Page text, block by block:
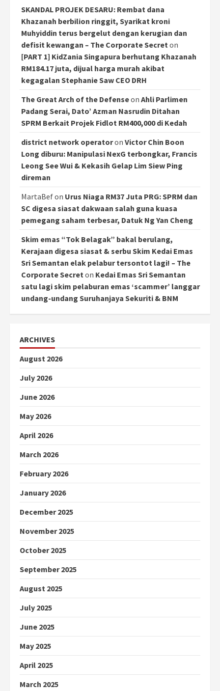
SKANDAL PROJEK DESARU: Rembat dana
Khazanah berbilion ringgit, Syarikat kroni
Muhyiddin terus bergelut dengan kerugian dan
defisit kewangan – The Corporate Secreton
[PART 1] KidZania Singapura berhutang Khazanah
RM184.17 juta, dijual harga murah akibat
kegagalan Stephanie Saw CEO DRH
The Great Arch of the Defenseon Ahli Parlimen
Padang Serai, Dato’ Azman Nasrudin Ditahan
SPRM Berkait Projek Fidlot RM400,000 di Kedah
district network operatoron Victor Chin Boon
Long diburu: Manipulasi NexG terbongkar, Francis
Leong See Wui & Kekasih Gelap Lim Siew Ping
direman
MartaBefon Urus Niaga RM37 Juta PRG: SPRM dan
SC digesa siasat dakwaan salah guna kuasa
pemegang saham terbesar, Datuk Ng Yan Cheng
Skim emas “Tok Belagak” bakal berulang,
Kerajaan digesa siasat & serbu Skim Kedai Emas
Sri Semantan elak pelabur tersontot lagi! – The
Corporate Secreton Kedai Emas Sri Semantan
satu lagi skim pelaburan emas ‘scammer’ langgar
undang-undang Suruhanjaya Sekuriti & BNM
ARCHIVES
August 2026
July 2026
June 2026
May 2026
April 2026
March 2026
February 2026
January 2026
December 2025
November 2025
October 2025
September 2025
August 2025
July 2025
June 2025
May 2025
April 2025
March 2025